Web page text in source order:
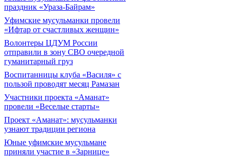
праздник «Ураза-Байрам»
Уфимские мусульманки провели
«Ифтар от счастливых женщин»
Волонтеры ЦДУМ России
отправили в зону СВО очередной
гуманитарный груз
Воспитанницы клуба «Василя» с
пользой проводят месяц Рамазан
Участники проекта «Аманат»
провели «Веселые старты»
Проект «Аманат»: мусульманки
узнают традиции региона
Юные уфимские мусульмане
приняли участие в «Зарнице»